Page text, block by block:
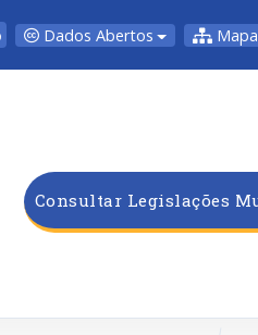
Dados Abertos
Consultar Legislações